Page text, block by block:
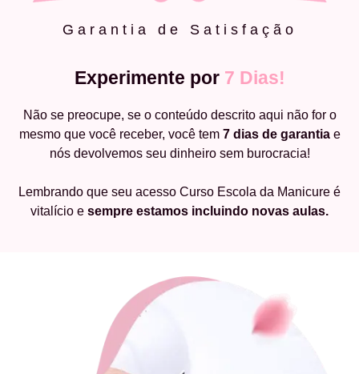
Garantia de Satisfação
Experimente por 7 Dias!
Não se preocupe, se o conteúdo descrito aqui não for o
mesmo que você receber, você tem 7 dias de garantiae
nós devolvemos seu dinheiro sem burocracia!
Lembrando que seu acesso Curso Escola da Manicure é
vitalício e sempre estamos incluindo novas aulas.